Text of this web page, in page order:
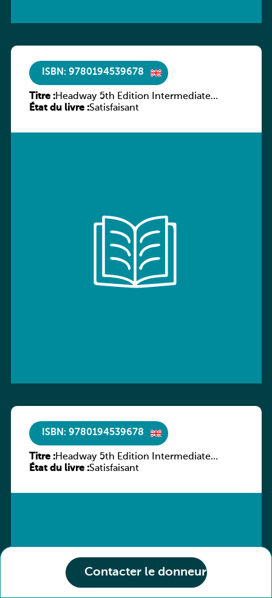
Contacter le donneur
ISBN: 9780194539678
Titre :Headway 5th Edition Intermediate
Workbook without key
État du livre :Satisfaisant
ISBN: 9780194539678
Titre :Headway 5th Edition Intermediate
Workbook without key
État du livre :Satisfaisant